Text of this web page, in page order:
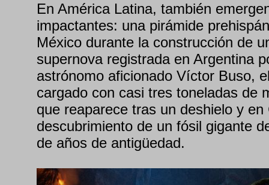
En América Latina, también
impactantes: una pirámide
México durante la construcción de
supernova registrada en Argentina
astrónomo aficionado Víctor Buso,
cargado con casi tres toneladas de
que reaparece tras un deshielo y en
descubrimiento de un fósil gigante
de años de antigüedad.